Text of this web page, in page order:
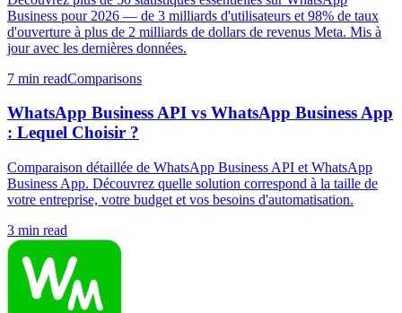
Business pour 2026 — de 3 milliards d'utilisateurs et 98% de taux
d'ouverture à plus de 2 milliards de dollars de revenus Meta. Mis à
jour avec les dernières données.
7 min readComparisons
WhatsApp Business API vs WhatsApp Business App
: Lequel Choisir ?
Comparaison détaillée de WhatsApp Business API et WhatsApp
Business App. Découvrez quelle solution correspond à la taille de
votre entreprise, votre budget et vos besoins d'automatisation.
3 min read